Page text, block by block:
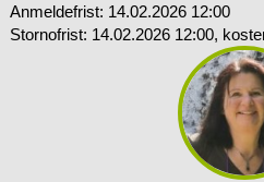
Anmeldefrist: 14.02.2026 12:00
Stornofrist: 14.02.2026 12:00,